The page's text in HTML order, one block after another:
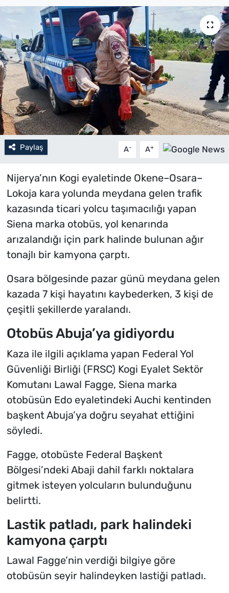
Paylaş A- A+
Nijerya’nın Kogi eyaletinde Okene–Osara–
Lokoja kara yolunda meydana gelen trafik
kazasında ticari yolcu taşımacılığı yapan
Siena marka otobüs, yol kenarında
arızalandığı için park halinde bulunan ağır
tonajlı bir kamyona çarptı.
Osara bölgesinde pazar günü meydana gelen
kazada 7 kişi hayatını kaybederken, 3 kişi de
çeşitli şekillerde yaralandı.
Otobüs Abuja’ya gidiyordu
Kaza ile ilgili açıklama yapan Federal Yol
Güvenliği Birliği (FRSC) Kogi Eyalet Sektör
Komutanı Lawal Fagge, Siena marka
otobüsün Edo eyaletindeki Auchi kentinden
başkent Abuja’ya doğru seyahat ettiğini
söyledi.
Fagge, otobüste Federal Başkent
Bölgesi’ndeki Abaji dahil farklı noktalara
gitmek isteyen yolcuların bulunduğunu
belirtti.
Lastik patladı, park halindeki
kamyona çarptı
Lawal Fagge’nin verdiği bilgiye göre
otobüsün seyir halindeyken lastiği patladı.